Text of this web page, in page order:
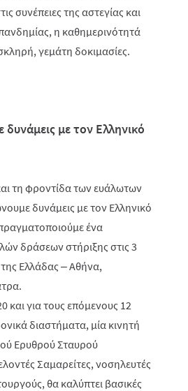
συνέπειες τηςαστεγίας και
η καθημερινότητά
γεμάτη δοκιμασίες.
δυνάμεις με τον Ελληνικό
τη φροντίδα των ευάλωτων
δυνάμεις με τον Ελληνικό
ένα
δράσεων στήριξης στις 3
Ελλάδας – Αθήνα,
.
και για τους επόμενους 12
διαστήματα, μία κινητή
Ερυθρού Σταυρού
Σαμαρείτες, νοσηλευτές
θα καλύπτει βασικές